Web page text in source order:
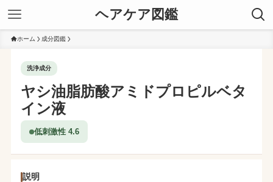
ヘアケア図鑑
ホーム 成分図鑑
洗浄成分
ヤシ油脂肪酸アミドプロピルベタ
イン液
低刺激性 4.6
説明